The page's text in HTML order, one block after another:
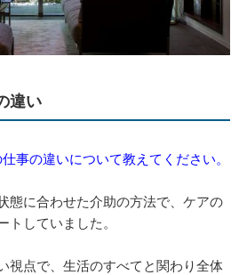
違い
事の違いについて教えてください。
態に合わせた介助の方法で、ケアの
していました。
視点で、生活のすべてと関わり全体